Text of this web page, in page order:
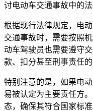
讨电动车交通事故中的法
根据现行法律规定，电
交通事故时，需要按照
动车驾驶员也需要遵守
款、扣分甚至刑事责任的
特别注意的是，如果电
易被认定为主要责任方
态，确保其符合国家标准